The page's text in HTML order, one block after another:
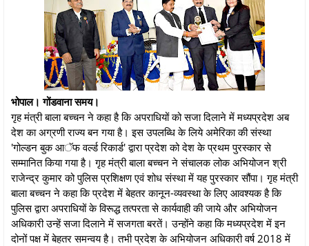
भोपाल। गोंडवाना समय।
गृह मंत्री बाला बच्चन ने कहा है कि अपराधियों को सजा दिलाने में मध्यप्रदेश अब
देश का अग्रणी राज्य बन गया है। इस उपलब्धि के लिये अमेरिका की संस्था
'गोल्डन बुक आॅफ वर्ल्ड रिकार्ड' द्वारा प्रदेश को देश के प्रथम पुरस्कार से
सम्मानित किया गया है। गृह मंत्री बाला बच्चन ने संचालक लोक अभियोजन श्री
राजेन्द्र कुमार को पुलिस प्रशिक्षण एवं शोध संस्था में यह पुरस्कार सौंपा। गृह मंत्री
बाला बच्चन ने कहा कि प्रदेश में बेहतर कानून-व्यवस्था के लिए आवश्यक है कि
पुलिस द्वारा अपराधियों के विरूद्ध तत्परता से कार्यवाही की जाये और अभियोजन
अधिकारी उन्हें सजा दिलाने में सजगता बरतें। उन्होंने कहा कि मध्यप्रदेश में इन
दोनों पक्ष में बेहतर समन्वय है। तभी प्रदेश के अभियोजन अधिकारी वर्ष 2018 में